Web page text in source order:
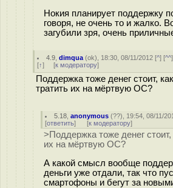
Нокия планирует поддержку
говоря, не очень то и жалко.
загубили зря, очень
4.9 ,dimqua (ok), 18:30, 08/11/2012 [^] [^^
[↑] [к модератору]
Поддержка тоже денег стоит,
тратить их на мёртвую ОС?
5.18 ,anonymous (??), 19:54, 08/11/
[ответить] [к модератору]
>Поддержка тоже денег
их на мёртвую ОС?
А какой смысл вообще
деньги уже отдали, так что
смартофоны и бегут за